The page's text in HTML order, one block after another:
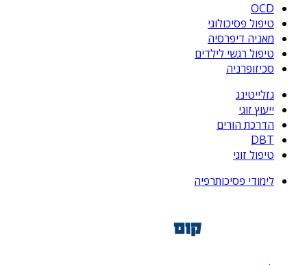
OCD
טיפול פסיכולוגי
מאניה דיפרסיה
טיפול רגשי לילדים
סכיזופרניה
גזלייטינג
ייעוץ זוגי
הדרכת הורים
DBT
טיפול זוגי
לימודי פסיכותרפיה